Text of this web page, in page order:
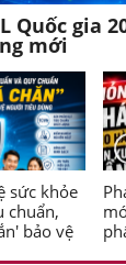
Quốc gia
mới
sức khỏe
chuẩn,
bảo vệ